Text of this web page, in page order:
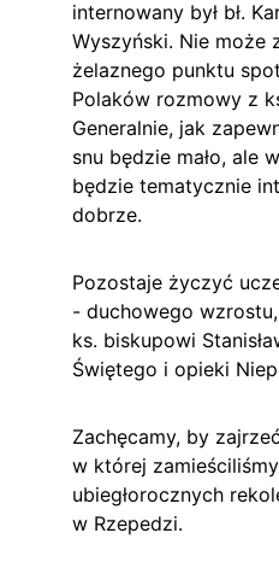
internowany był bł.
Wyszyński. Nie może
żelaznego punktu
Polaków rozmowy z
Generalnie, jak
snu będzie mało, ale
będzie tematycznie
dobrze.
Pozostaje życzyć
- duchowego
ks. biskupowi
Świętego i opieki
Zachęcamy, by
w której
ubiegłorocznych
w Rzepedzi.